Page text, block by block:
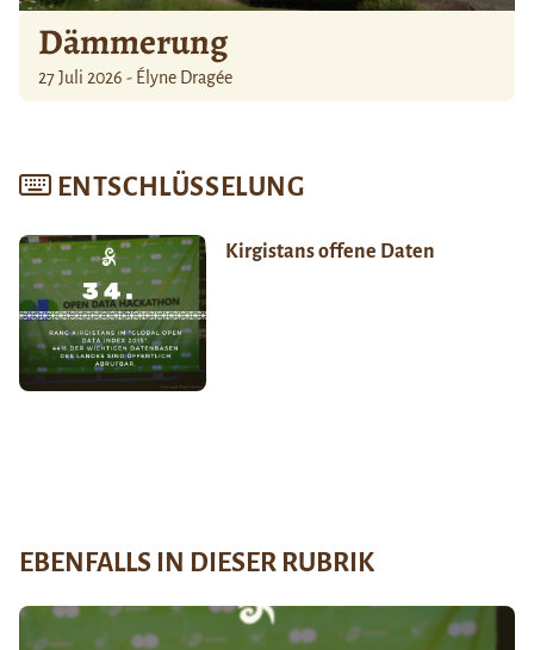
Dämmerung
27 Juli 2026 - Élyne Dragée
ENTSCHLÜSSELUNG
Kirgistans offene Daten
EBENFALLS IN DIESER RUBRIK